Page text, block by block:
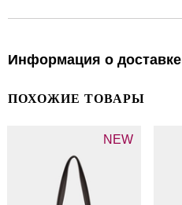
Информация о доставке
ПОХОЖИЕ ТОВАРЫ
NEW